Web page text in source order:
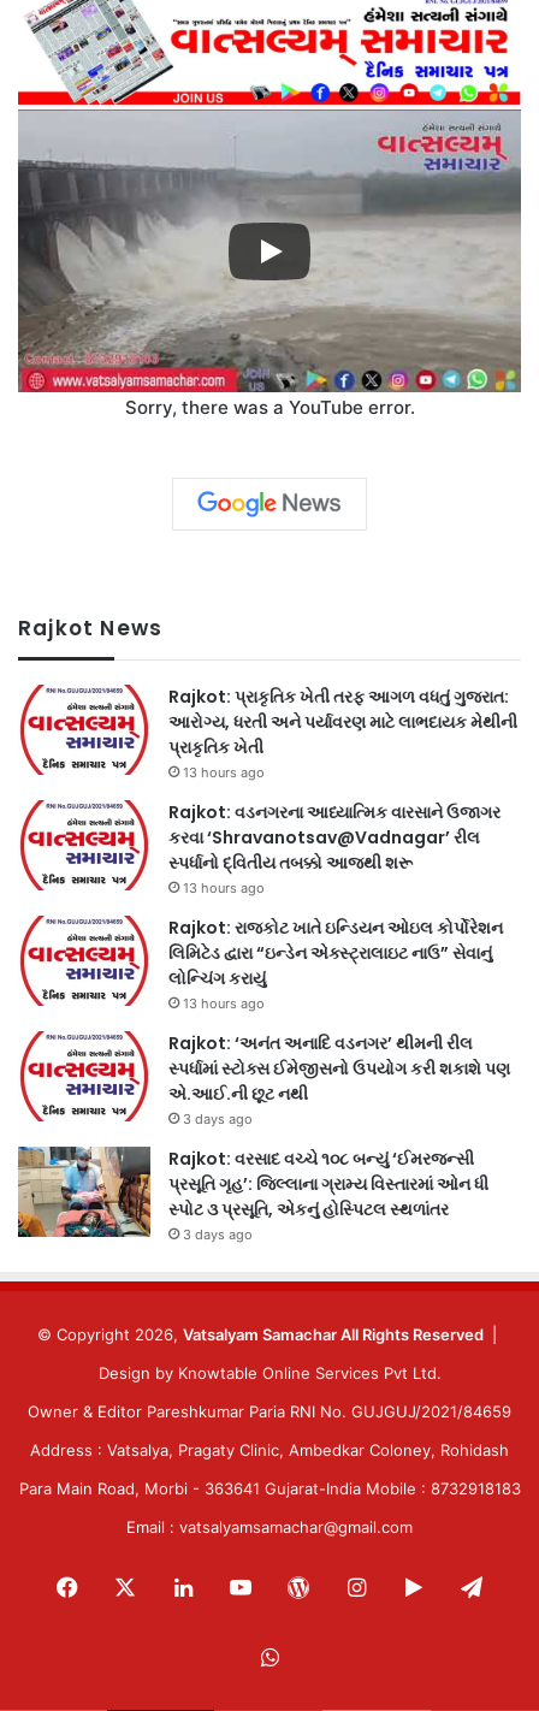
Sorry, there was a YouTube error.
Rajkot News
Rajkot: પ્રાકૃતિક ખેતી તરફ આગળ વધતું ગુજરાત:
આરોગ્ય, ધરતી અને પર્યાવરણ માટે લાભદાયક મેથીની
પ્રાકૃતિક ખેતી
13 hours ago
Rajkot: વડનગરના આધ્યાત્મિક વારસાને ઉજાગર
કરવા ‘Shravanotsav@Vadnagar’ રીલ
સ્પર્ધાનો દ્વિતીય તબક્કો આજથી શરૂ
13 hours ago
Rajkot: રાજકોટ ખાતે ઇન્ડિયન ઓઇલ કોર્પોરેશન
લિમિટેડ દ્વારા “ઇન્ડેન એક્સ્ટ્રાલાઇટ નાઉ” સેવાનું
લોન્ચિંગ કરાયું
13 hours ago
Rajkot: ‘અનંત અનાદિ વડનગર’ થીમની રીલ
સ્પર્ધામાં સ્ટોક્સ ઈમેજીસનો ઉપયોગ કરી શકાશે પણ
એ.આઈ.ની છૂટ નથી
3 days ago
Rajkot: વરસાદ વચ્ચે ૧૦૮ બન્યું ‘ઈમરજન્સી
પ્રસૂતિ ગૃહ’: જિલ્લાના ગ્રામ્ય વિસ્તારમાં ઓન ધી
સ્પોટ ૩ પ્રસૂતિ, એકનું હોસ્પિટલ સ્થળાંતર
3 days ago
© Copyright 2026, Vatsalyam Samachar All Rights Reserved
Design by Knowtable Online Services Pvt Ltd.
Owner & Editor Pareshkumar Paria RNI No. GUJGUJ/2021/84659
Address : Vatsalya, Pragaty Clinic, Ambedkar Coloney, Rohidash
Para Main Road, Morbi - 363641 Gujarat-India Mobile : 8732918183
Email : vatsalyamsamachar@gmail.com
Facebook LinkedInYouTubeWordPressInstagram
Google
WhatsApp